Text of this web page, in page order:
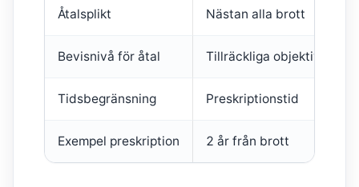
Åtalsplikt Nästan alla brott
Bevisnivå för åtal Tillräckliga objektiva
Tidsbegränsning Preskriptionstid
Exempel preskription 2 år från brott